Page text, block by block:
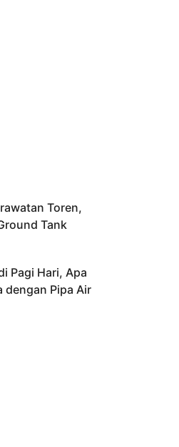
Toren,
Tank
Pagi Hari, Apa
dengan Pipa Air